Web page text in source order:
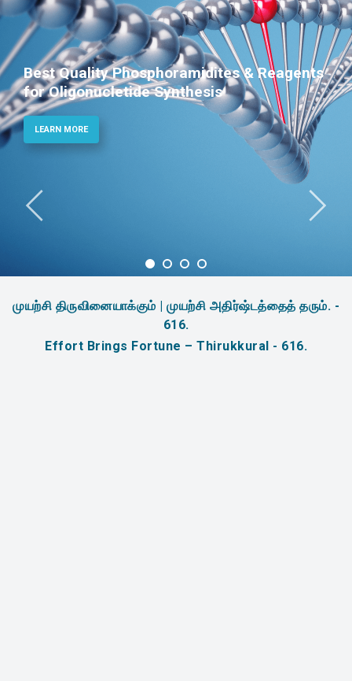
Best Quality Phosphoramidites & Reagents
for Oligonucletide Synthesis
LEARN MORE
முயற்சி திருவினையாக்கும் | முயற்சி அதிர்ஷ்டத்தைத் தரும். -
616.
Effort Brings Fortune – Thirukkural - 616.